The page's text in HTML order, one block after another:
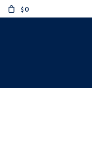
$ 0